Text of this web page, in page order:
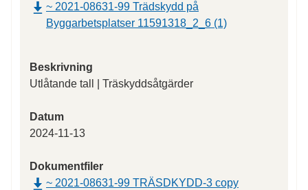
~ 2021-08631-99 Trädskydd på
Byggarbetsplatser 11591318_2_6 (1)
Beskrivning
Utlåtande tall | Träskyddsåtgärder
Datum
2024-11-13
Dokumentfiler
~ 2021-08631-99 TRÄSDKYDD-3 copy